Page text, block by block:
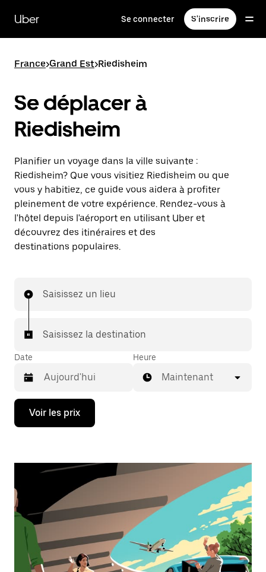
contenu
principal
Uber Se connecter S'inscrire
France>Grand Est>Riedisheim
Se déplacer à
Riedisheim
Planifier un voyage dans la ville suivante :
Riedisheim? Que vous visitiez Riedisheim ou que
vous y habitiez, ce guide vous aidera à profiter
pleinement de votre expérience. Rendez-vous à
l'hôtel depuis l'aéroport en utilisant Uber et
découvrez des itinéraires et des
destinations populaires.
Saisissez un lieu
Saisissez la destination
Date
Appuyez
la
ouvrir
le
calendrier
sélectionner
une
date.
Appuyez
Heure
Maintenant
Voir les prix